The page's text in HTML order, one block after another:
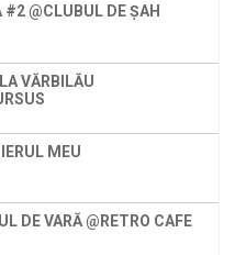
@CLUBUL DE ȘAH
VĂRBILĂU
MEU
DE VARĂ @RETRO CAFE